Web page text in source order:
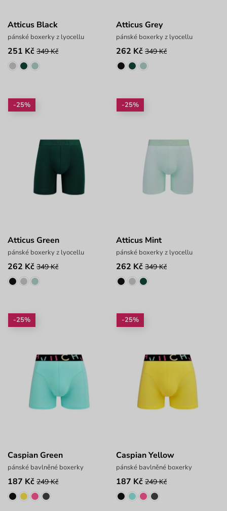
Atticus Black
pánské boxerky z lyocellu
251 Kč 349 Kč
Atticus Grey
pánské boxerky z lyocellu
262 Kč 349 Kč
-25%
Atticus Green
pánské boxerky z lyocellu
262 Kč 349 Kč
-25%
Atticus Mint
pánské boxerky z lyocellu
262 Kč 349 Kč
-25%
Caspian Green
pánské bavlněné boxerky
187 Kč 249 Kč
-25%
Caspian Yellow
pánské bavlněné boxerky
187 Kč 249 Kč